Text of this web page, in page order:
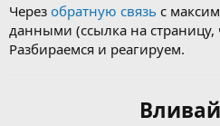
Через обратную связь с
данными (ссылка на
Разбираемся и реагируем.